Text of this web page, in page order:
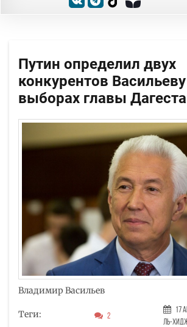
Путин определил двух
конкурентов
выборах главы
Владимир Васильев
Теги: 2
17
ль-